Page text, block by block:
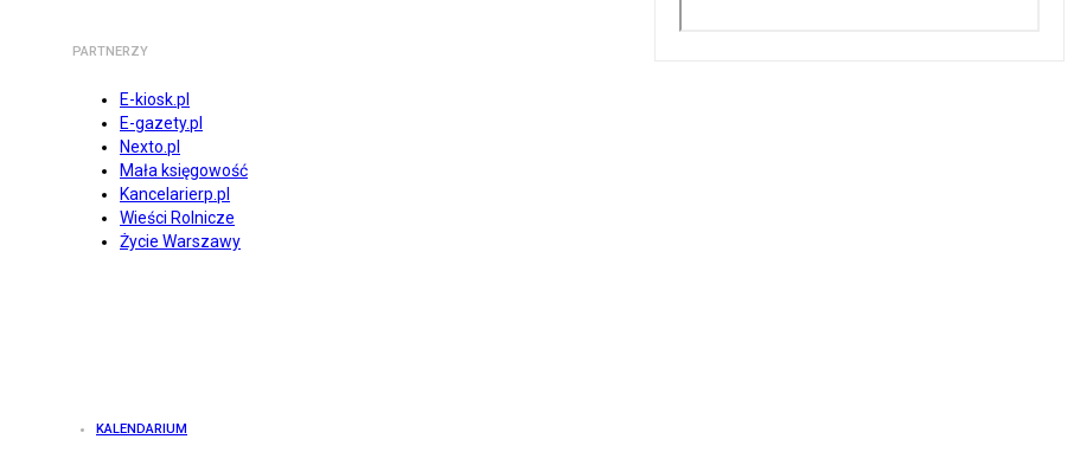
PARTNERZY
E-kiosk.pl
E-gazety.pl
Nexto.pl
Mała księgowość
Kancelarierp.pl
Wieści Rolnicze
Życie Warszawy
KALENDARIUM